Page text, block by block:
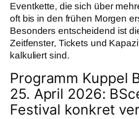
Eventkette, die sich über
oft bis in den frühen Morgen
Besonders entscheidend ist
Zeitfenster, Tickets und
kalkuliert sind.
Programm Kuppel
25. April 2026:
Festival konkret